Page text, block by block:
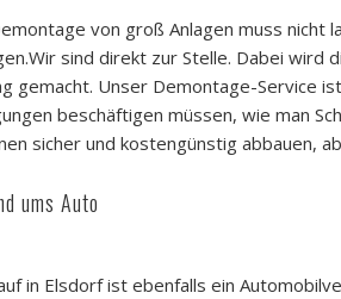
von groß Anlagen muss
sind direkt zur Stelle. Dabei wird
gemacht. Unser Demontage-Service
beschäftigen müssen, wie man
sicher und kostengünstig abbauen,
ums Auto
in Elsdorf ist ebenfalls ein